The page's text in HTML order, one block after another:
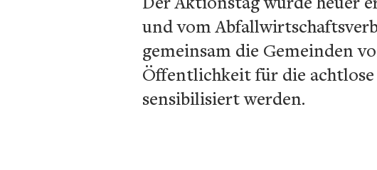
und vom
gemeinsam die Gemeinden
Öffentlichkeit für die
sensibilisiert werden.